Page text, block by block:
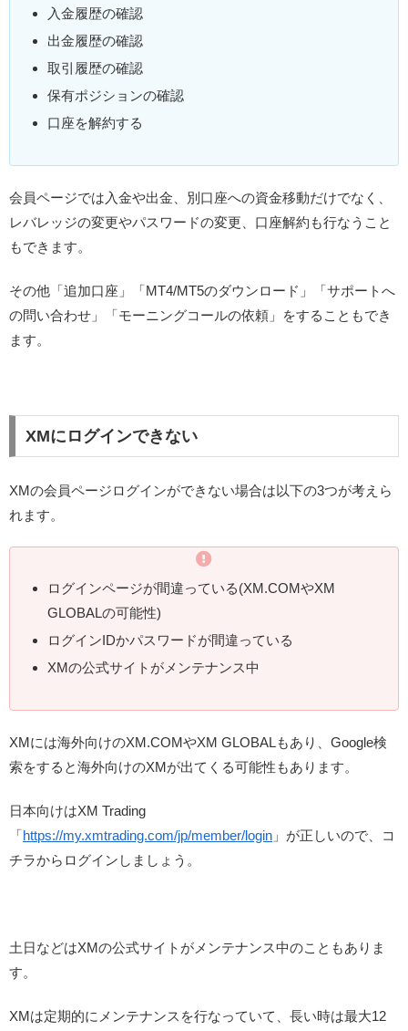
入金履歴の確認
出金履歴の確認
取引履歴の確認
保有ポジションの確認
口座を解約する
会員ページでは入金や出金、別口座への資金移動だけでなく、
レバレッジの変更やパスワードの変更、口座解約も行なうこと
もできます。
その他「追加口座」「MT4/MT5のダウンロード」「サポートへ
の問い合わせ」「モーニングコールの依頼」をすることもでき
ます。
XMにログインできない
XMの会員ページログインができない場合は以下の3つが考えら
れます。
ログインページが間違っている(XM.COMやXM
GLOBALの可能性)
ログインIDかパスワードが間違っている
XMの公式サイトがメンテナンス中
XMには海外向けのXM.COMやXM GLOBALもあり、Google検
索をすると海外向けのXMが出てくる可能性もあります。
日本向けはXM Trading
「https://my.xmtrading.com/jp/member/login 」が正しいので、コ
チラからログインしましょう。
土日などはXMの公式サイトがメンテナンス中のこともありま
す。
XMは定期的にメンテナンスを行なっていて、長い時は最大12